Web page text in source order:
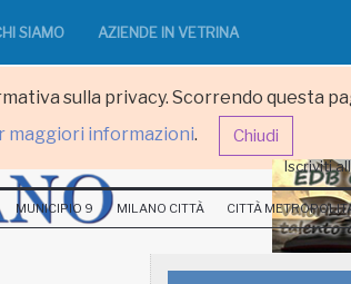
sulla privacy. Scorrendo questa
maggiori informazioni. Chiudi
SIAMO AZIENDE IN VETRINA
Iscriviti
MUNICIPIO 9 MILANO CITTÀ CITTÀ